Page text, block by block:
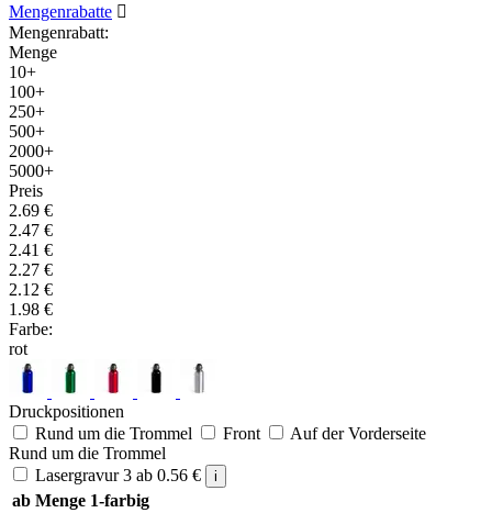
Mengenrabatte 
Mengenrabatt:
Menge
10+
100+
250+
500+
2000+
5000+
Preis
2.69 €
2.47 €
2.41 €
2.27 €
2.12 €
1.98 €
Farbe:
rot
Druckpositionen
Rund um die Trommel
Front
Auf der Vorderseite
Rund um die Trommel
Lasergravur 3 ab 0.56 € i
ab Menge 1-farbig